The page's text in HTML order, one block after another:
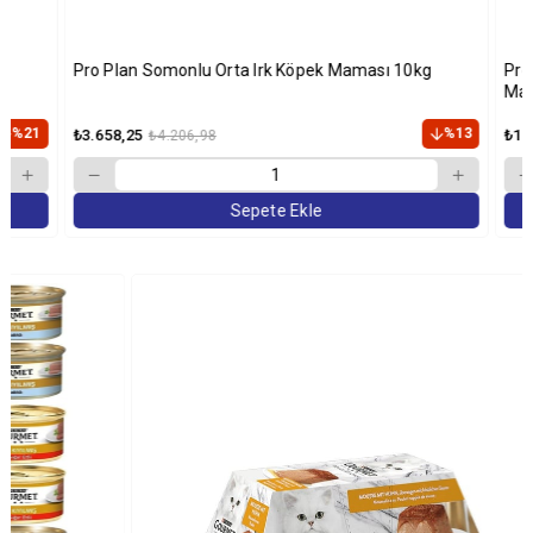
%21
Pro Plan Somonlu Orta Irk Köpek Maması 10kg
₺3.658,25 ₺4.206,98 %13
Sepete Ekle